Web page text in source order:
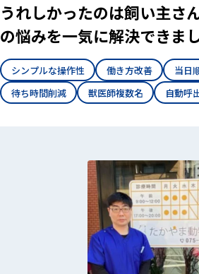
うれしかったのは飼い主さ
の悩みを一気に解決できま
シンプルな操作性 働き方改善
当日
待ち時間削減
獣医師複数名 自動呼